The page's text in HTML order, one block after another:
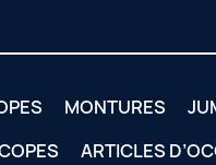
MONTURES
ARTICLES